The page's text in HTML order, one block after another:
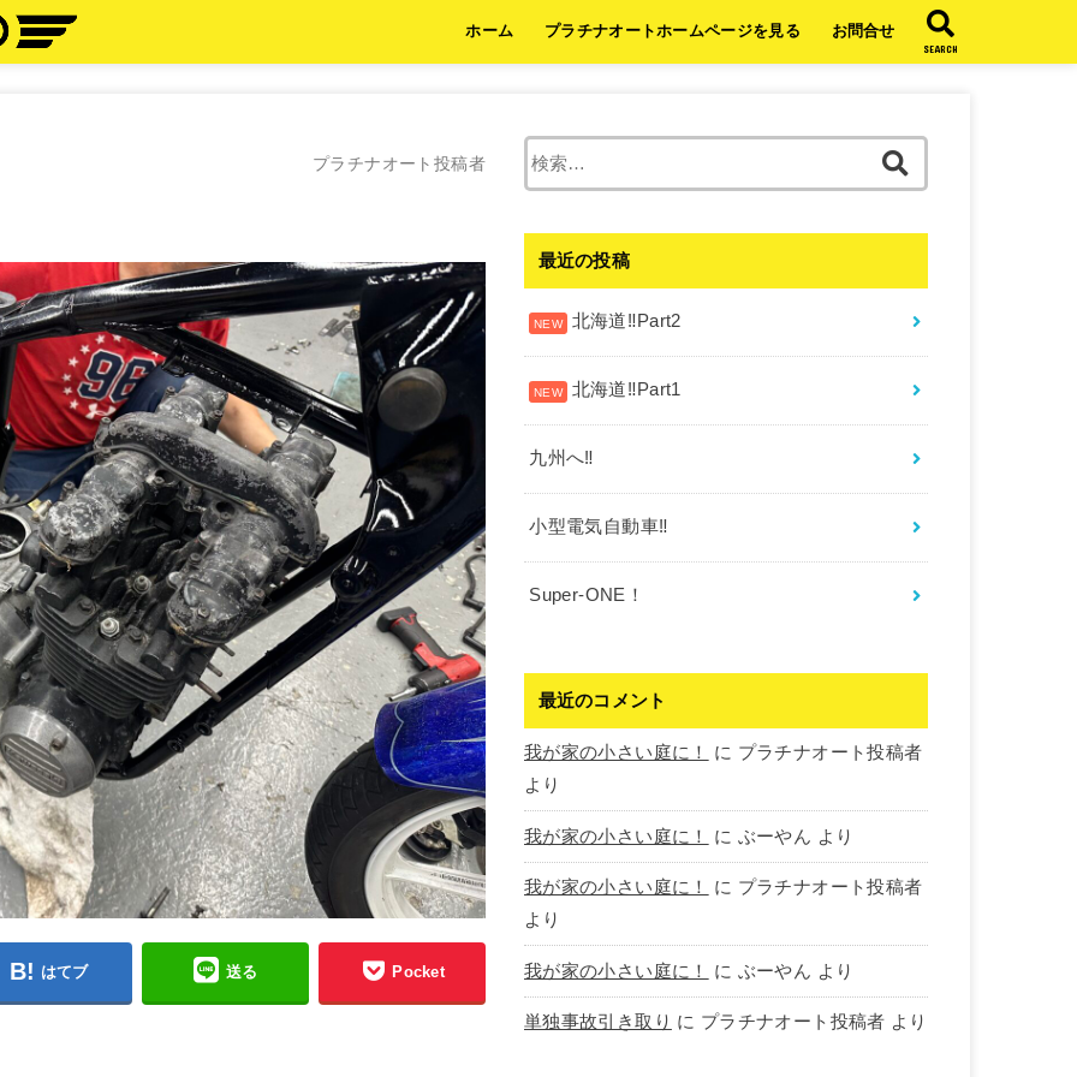
ホーム プラチナオートホームページを見る お問合せ
SEARCH
プラチナオート投稿者
はてブ 送る Pocket
最近の投稿
北海道‼︎Part2
北海道‼︎Part1
九州へ‼︎
小型電気自動車‼︎
Super-ONE！
最近のコメント
我が家の小さい庭に！ に プラチナオート投稿者
より
我が家の小さい庭に！ に ぶーやん より
我が家の小さい庭に！ に プラチナオート投稿者
より
我が家の小さい庭に！ に ぶーやん より
単独事故引き取り に プラチナオート投稿者 より